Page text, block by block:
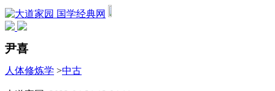
国学经典网
尹喜
人体修炼学 >中古